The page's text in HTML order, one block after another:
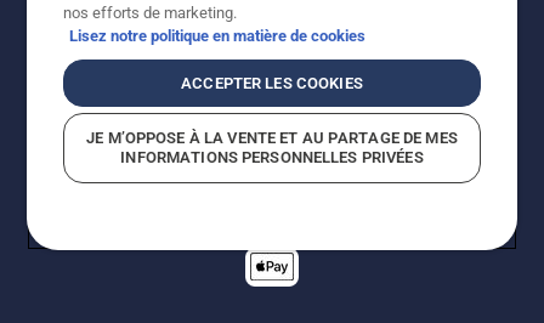
indiqués sont des prix de vente recommandés (TVA
incluse), sauf si le produit est disponible pour un achat
direct.
Politique relative aux cookiesConditions d'utilisation
nos efforts de marketing.
Lisez notre politique en matière de cookies
ACCEPTER LES COOKIES
JE M’OPPOSE À LA VENTE ET AU PARTAGE DE MES
INFORMATIONS PERSONNELLES PRIVÉES